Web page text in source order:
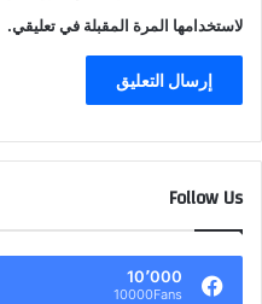
لاستخدامها المرة المقبلة في تعليقي.
Follow Us
10٬000
10000Fans